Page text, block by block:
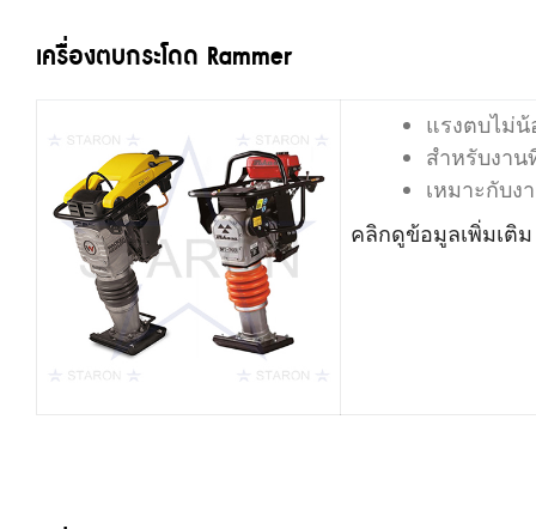
เครื่องตบกระโดด Rammer
แรงตบไม่น้
สำหรับงาน
เหมาะกับง
คลิกดูข้อมูลเพิ่มเติม